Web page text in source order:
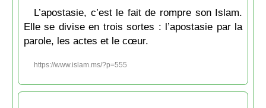
L’apostasie, c’est le fait de rompre son Islam.
Elle se divise en trois sortes : l’apostasie par la
parole, les actes et le cœur.
https://www.islam.ms/?p=555